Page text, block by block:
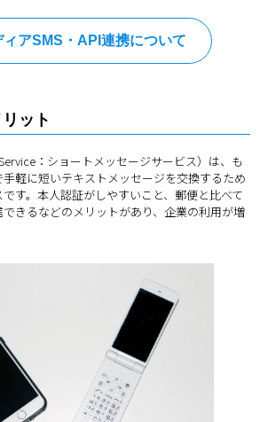
ィアSMS・API連携について
ット
：ショートメッセージサービス）は、も
軽に短いテキストメッセージを交換するため
す。本人認証がしやすいこと、郵便と比べて
きるなどのメリットがあり、企業の利用が増